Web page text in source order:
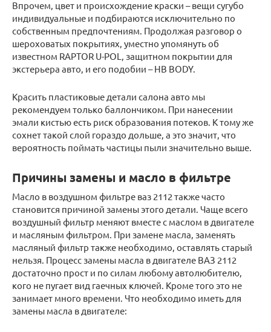
Впрочем, цвет и происхождение краски – вещи сугубо
индивидуальные и подбираются исключительно по
собственным предпочтениям. Продолжая разговор о
шероховатых покрытиях, уместно упомянуть об
известном RAPTOR U-POL, защитном покрытии для
экстерьера авто, и его подобии – HB BODY.
Красить пластиковые детали салона авто мы
рекомендуем только баллончиком. При нанесении
эмали кистью есть риск образования потеков. К тому же
сохнет такой слой гораздо дольше, а это значит, что
вероятность поймать частицы пыли значительно выше.
Причины замены и масло в фильтре
Масло в воздушном фильтре ваз 2112 также часто
становится причиной замены этого детали. Чаще всего
воздушный фильтр меняют вместе с маслом в двигателе
и масляным фильтром. При замене масла, заменять
масляный фильтр также необходимо, оставлять старый
нельзя. Процесс замены масла в двигателе ВАЗ 2112
достаточно прост и по силам любому автолюбителю,
кого не пугает вид гаечных ключей. Кроме того это не
занимает много времени. Что необходимо иметь для
замены масла в двигателе: